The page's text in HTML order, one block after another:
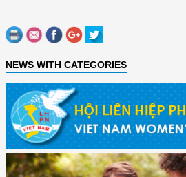
NEWS WITH CATEGORIES